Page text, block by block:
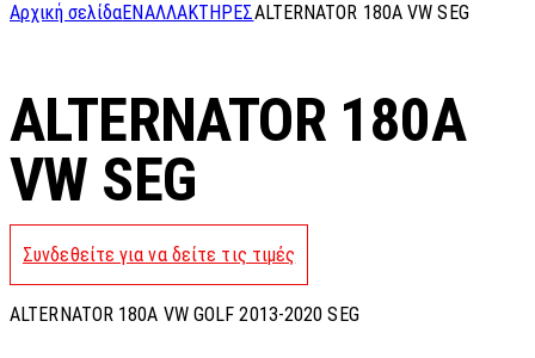
Αρχική σελίδαΕΝΑΛΛΑΚΤΗΡΕΣALTERNATOR 180A VW SEG
ALTERNATOR 180A
VW SEG
Συνδεθείτε για να δείτε τις τιμές
ALTERNATOR 180A VW GOLF 2013-2020 SEG